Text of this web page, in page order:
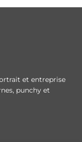
et entreprise
punchy et